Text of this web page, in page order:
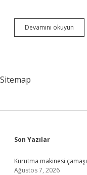
Devamını okuyun
Testi
Sitemap
Sidebar
Son Yazılar
Kurutma makinesi
Ağustos 7, 2026